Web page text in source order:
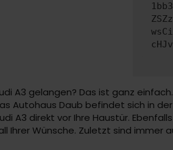
A3 gelangen? Das ist ganz
Autohaus Daub befindet sich in
A3 direkt vor Ihre Haustür.
Ihrer Wünsche. Zuletzt sind